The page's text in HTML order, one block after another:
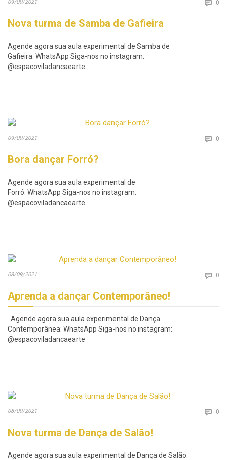
09/09/2021  0
Nova turma de Samba de Gafieira
Agende agora sua aula experimental de Samba de
Gafieira: WhatsApp Siga-nos no instagram:
@espacoviladancaearte
09/09/2021  0
Bora dançar Forró?
Agende agora sua aula experimental de
Forró: WhatsApp Siga-nos no instagram:
@espacoviladancaearte
08/09/2021  0
Aprenda a dançar Contemporâneo!
Agende agora sua aula experimental de Dança
Contemporânea: WhatsApp Siga-nos no instagram:
@espacoviladancaearte
08/09/2021  0
Nova turma de Dança de Salão!
Agende agora sua aula experimental de Dança de Salão: